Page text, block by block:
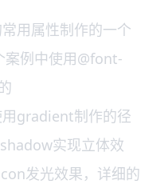
用属性制作的一个
案例中使用@font-
gradient制作的径
实现立体效
发光效果，详细的